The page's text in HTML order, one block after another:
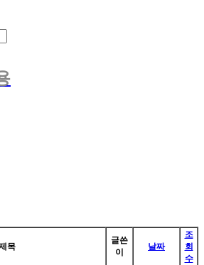
목
글쓴
이
날짜
조
회
수